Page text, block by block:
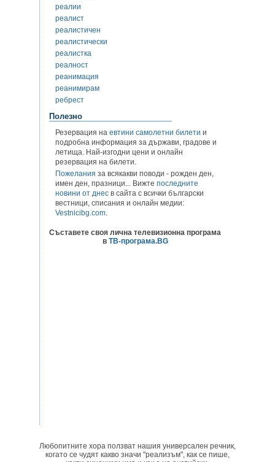
реалии
реалист
реалистичен
реалистически
реалистка
реалност
реанимация
реанимирам
ребрест
Полезно
Резервация на евтини самолетни билети и
подробна информация за държави, градове и
летища. Най-изгодни цени и онлайн
резервация на билети.
Пожелания за всякакви поводи - рожден ден,
имен ден, празници... Вижте последните
новини от днес в сайта с всички български
вестници, списания и онлайн медии:
Vestnicibg.com.
Съставете своя лична телевизионна програма
в ТВ-програма.BG
Любопитните хора ползват нашия универсален речник,
когато се чудят какво значи "реализъм", как се пише,